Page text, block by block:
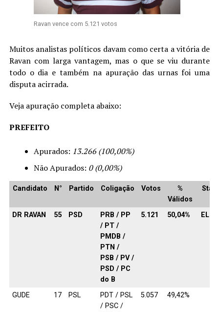
Ravan vence com 5.121 votos
Muitos analistas políticos davam como certa a vitória de
Ravan com larga vantagem, mas o que se viu durante
todo o dia e também na apuração das urnas foi uma
disputa acirrada.
Veja apuração completa abaixo:
PREFEITO
Apurados: 13.266 (100,00%)
Não Apurados: 0 (0,00%)
Candidato N° Partido Coligação Votos
%
Válidos
DR RAVAN 55 PSD
PRB / PP
/ PT /
PMDB /
PTN /
PSB / PV /
PSD / PC
do B
5.121 50,04%
GUDE 17 PSL
PDT / PSL
/ PSC /
5.057 49,42%